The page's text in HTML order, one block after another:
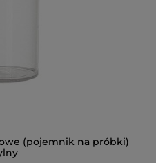
(pojemnik na próbki)